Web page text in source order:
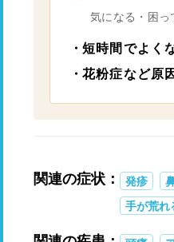
気になる・困
短時間でよく
花粉症など原
関連の症状： 発疹
手が荒れ